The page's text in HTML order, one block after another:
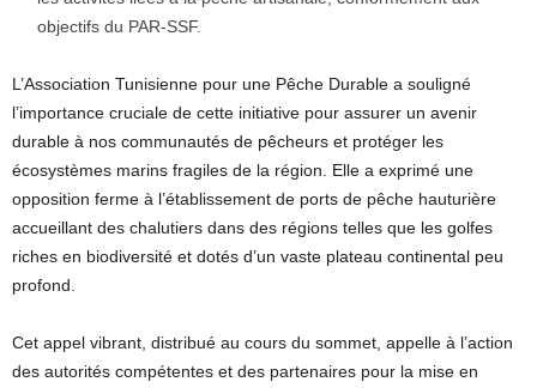
objectifs du PAR-SSF.
L’Association Tunisienne pour une Pêche Durable a souligné
l’importance cruciale de cette initiative pour assurer un avenir
durable à nos communautés de pêcheurs et protéger les
écosystèmes marins fragiles de la région. Elle a exprimé une
opposition ferme à l’établissement de ports de pêche hauturière
accueillant des chalutiers dans des régions telles que les golfes
riches en biodiversité et dotés d’un vaste plateau continental peu
profond.
Cet appel vibrant, distribué au cours du sommet, appelle à l’action
des autorités compétentes et des partenaires pour la mise en